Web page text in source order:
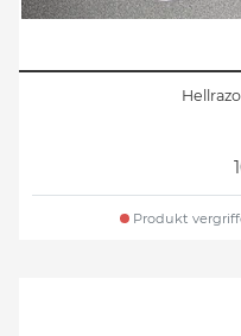
Produkt